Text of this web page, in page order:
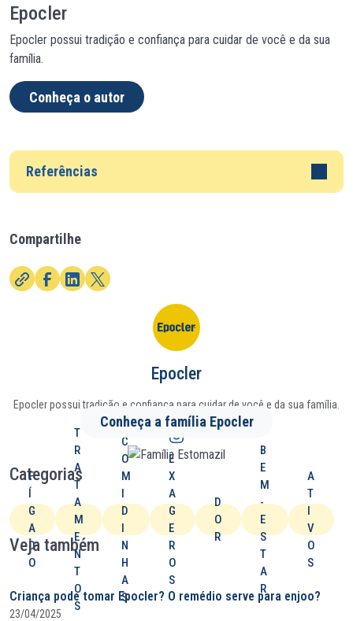
Epocler
Epocler possui tradição e confiança para cuidar de você e da sua
família.
Conheça o autor
Referências
Compartilhe
Epocler
Epocler possui tradição e confiança para cuidar de você e da sua família.
Conheça a família Epocler
Categorias
F
Í
G
A
D
O
T
R
A
T
A
M
E
N
T
O
S
C
O
M
I
D
I
N
H
A
S
E
X
A
G
E
R
O
S
D
O
R
B
E
M
-
E
S
T
A
R
A
T
I
V
O
S
Veja também
Criança pode tomar Epocler? O remédio serve para enjoo?
23/04/2025